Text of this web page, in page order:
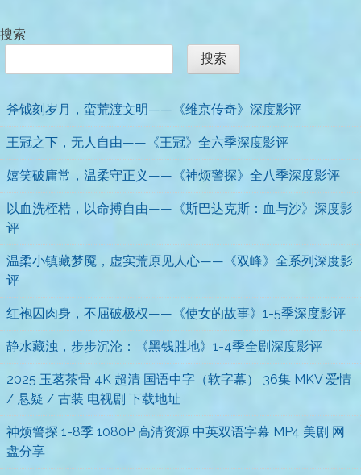
搜索
搜索
斧钺刻岁月，蛮荒渡文明——《维京传奇》深度影评
王冠之下，无人自由——《王冠》全六季深度影评
嬉笑破庸常，温柔守正义——《神烦警探》全八季深度影评
以血洗桎梏，以命搏自由——《斯巴达克斯：血与沙》深度影
评
温柔小镇藏梦魇，虚实荒原见人心——《双峰》全系列深度影
评
红袍囚肉身，不屈破极权——《使女的故事》1-5季深度影评
静水藏浊，步步沉沦：《黑钱胜地》1-4季全剧深度影评
2025 玉茗茶骨 4K 超清 国语中字（软字幕） 36集 MKV 爱情
/ 悬疑 / 古装 电视剧 下载地址
神烦警探 1-8季 1080P 高清资源 中英双语字幕 MP4 美剧 网
盘分享